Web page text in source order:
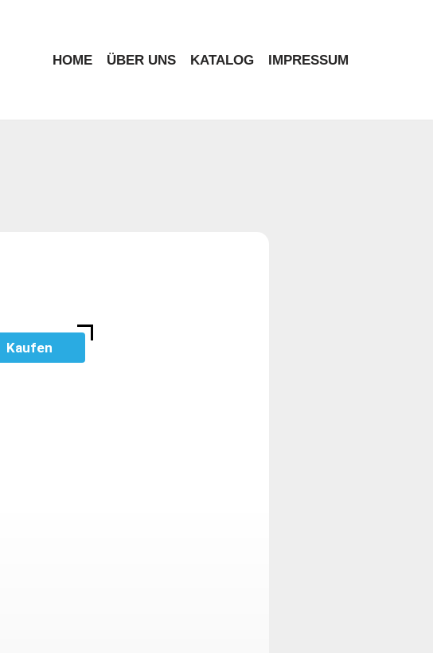
HOME ÜBER UNS KATALOG IMPRESSUM
Kaufen